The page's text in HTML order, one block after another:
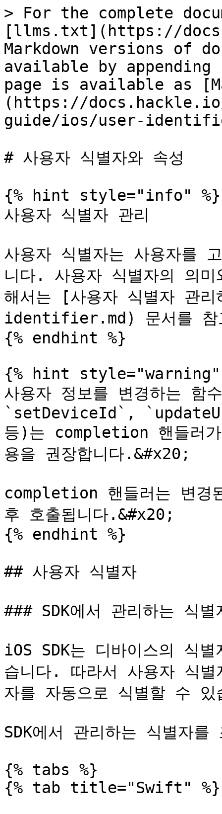
> For the complete
[llms.txt](https://
Markdown versions of
available by
page is available as
(https://
guide/ios/user-
# 사용자 식별자와 속성
{% hint style="info" %}
사용자 식별자 관리
사용자 식별자는 사용자를
니다. 사용자 식별자의 의
해서는 [사용자 식별자
identifier.md) 문서를 참
{% endhint %}
{% hint style="warning"
사용자 정보를 변경하는
`setDeviceId`,
등)는 completion 핸들러
용을 권장합니다.&#x20;
completion 핸들러는 변경
후 호출됩니다.&#x20;
{% endhint %}
## 사용자 식별자
### SDK에서 관리하는 식별
iOS SDK는 디바이스의 식
습니다. 따라서 사용자 식
자를 자동으로 식별할 수 있
SDK에서 관리하는 식별자
{% tabs %}
{% tab title="Swift" %}